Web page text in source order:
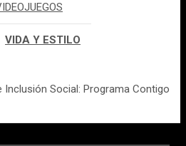
VIDA Y ESTILO
Inclusión Social: Programa Contigo